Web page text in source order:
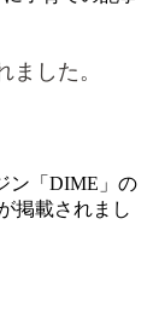
ました。
ン「DIME」の
掲載されまし